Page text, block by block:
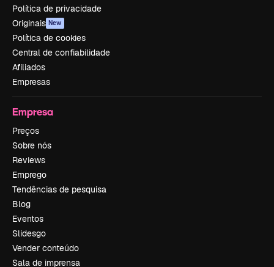
Política de privacidade
Originais New
Política de cookies
Central de confiabilidade
Afiliados
Empresas
Empresa
Preços
Sobre nós
Reviews
Emprego
Tendências de pesquisa
Blog
Eventos
Slidesgo
Vender conteúdo
Sala de imprensa